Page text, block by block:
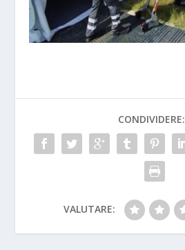
CONDIVIDERE:
VALUTARE: